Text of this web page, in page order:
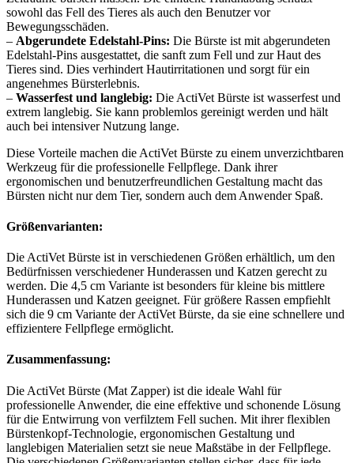
sowohl das Fell des Tieres als auch den Benutzer vor
Bewegungsschäden.
– Abgerundete Edelstahl-Pins: Die Bürste ist mit abgerundeten
Edelstahl-Pins ausgestattet, die sanft zum Fell und zur Haut des
Tieres sind. Dies verhindert Hautirritationen und sorgt für ein
angenehmes Bürsterlebnis.
– Wasserfest und langlebig: Die ActiVet Bürste ist wasserfest und
extrem langlebig. Sie kann problemlos gereinigt werden und hält
auch bei intensiver Nutzung lange.
Diese Vorteile machen die ActiVet Bürste zu einem unverzichtbaren
Werkzeug für die professionelle Fellpflege. Dank ihrer
ergonomischen und benutzerfreundlichen Gestaltung macht das
Bürsten nicht nur dem Tier, sondern auch dem Anwender Spaß.
Größenvarianten:
Die ActiVet Bürste ist in verschiedenen Größen erhältlich, um den
Bedürfnissen verschiedener Hunderassen und Katzen gerecht zu
werden. Die 4,5 cm Variante ist besonders für kleine bis mittlere
Hunderassen und Katzen geeignet. Für größere Rassen empfiehlt
sich die 9 cm Variante der ActiVet Bürste, da sie eine schnellere und
effizientere Fellpflege ermöglicht.
Zusammenfassung:
Die ActiVet Bürste (Mat Zapper) ist die ideale Wahl für
professionelle Anwender, die eine effektive und schonende Lösung
für die Entwirrung von verfilztem Fell suchen. Mit ihrer flexiblen
Bürstenkopf-Technologie, ergonomischen Gestaltung und
langlebigen Materialien setzt sie neue Maßstäbe in der Fellpflege.